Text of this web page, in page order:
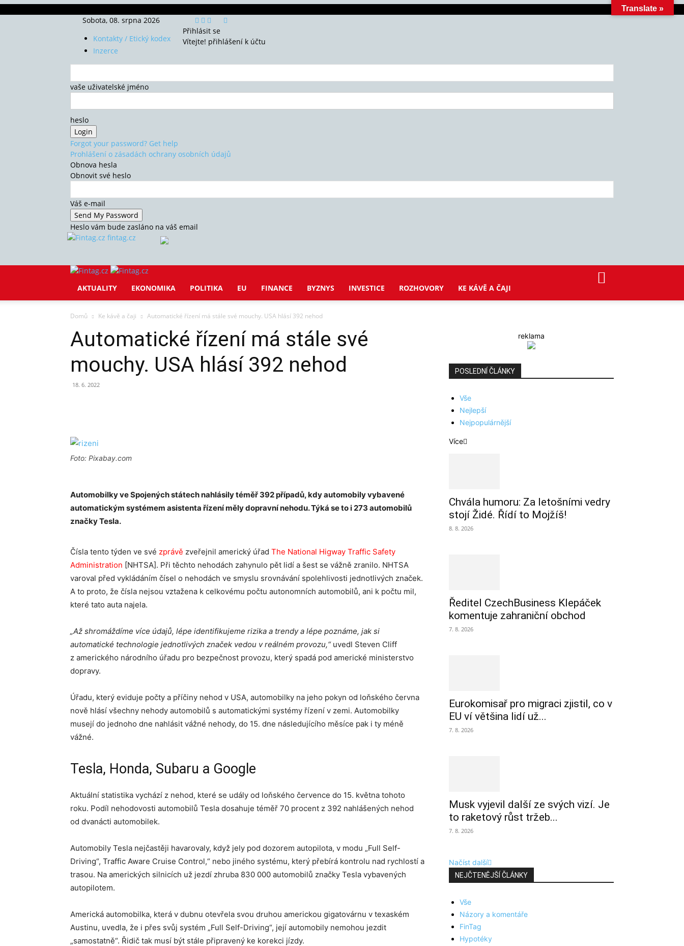
Sobota, 08. srpna 2026
Kontakty / Etický kodex
Inzerce
Přihlásit se
Vítejte! přihlášení k účtu
vaše uživatelské jméno
heslo
Forgot your password? Get help
Prohlášení o zásadách ochrany osobních údajů
Obnova hesla
Obnovit své heslo
Váš e-mail
Heslo vám bude zasláno na váš email
fintag.cz
AKTUALITY EKONOMIKA POLITIKA EU FINANCE BYZNYS INVESTICE ROZHOVORY KE KÁVĚ A ČAJI
Domů Ke kávě a čaji Automatické řízení má stále své mouchy. USA hlásí 392 nehod
Automatické řízení má stále své
mouchy. USA hlásí 392 nehod
18. 6. 2022
Foto: Pixabay.com
Automobilky ve Spojených státech nahlásily téměř 392 případů, kdy automobily vybavené
automatickým systémem asistenta řízení měly dopravní nehodu. Týká se to i 273 automobilů
značky Tesla.
Čísla tento týden ve své zprávě zveřejnil americký úřad The National Higway Traffic Safety
Administration [NHTSA]. Při těchto nehodách zahynulo pět lidí a šest se vážně zranilo. NHTSA
varoval před vykládáním čísel o nehodách ve smyslu srovnávání spolehlivosti jednotlivých značek.
A to proto, že čísla nejsou vztažena k celkovému počtu autonomních automobilů, ani k počtu mil,
které tato auta najela.
„Až shromáždíme více údajů, lépe identifikujeme rizika a trendy a lépe poznáme, jak si
automatické technologie jednotlivých značek vedou v reálném provozu,“ uvedl Steven Cliff
z amerického národního úřadu pro bezpečnost provozu, který spadá pod americké ministerstvo
dopravy.
Úřadu, který eviduje počty a příčiny nehod v USA, automobilky na jeho pokyn od loňského června
nově hlásí všechny nehody automobilů s automatickými systémy řízení v zemi. Automobilky
musejí do jednoho dne nahlásit vážné nehody, do 15. dne následujícího měsíce pak i ty méně
vážné.
Tesla, Honda, Subaru a Google
Aktuální statistika vychází z nehod, které se udály od loňského července do 15. května tohoto
roku. Podíl nehodovosti automobilů Tesla dosahuje téměř 70 procent z 392 nahlášených nehod
od dvanácti automobilek.
Automobily Tesla nejčastěji havarovaly, když jely pod dozorem autopilota, v modu „Full Self-
Driving“, Traffic Aware Cruise Control,“ nebo jiného systému, který přebírá kontrolu nad rychlostí a
trasou. Na amerických silnicích už jezdí zhruba 830 000 automobilů značky Tesla vybavených
autopilotem.
Americká automobilka, která v dubnu otevřela svou druhou americkou gigatovárnu v texaském
Austinu, uvedla, že i přes svůj systém „Full Self-Driving“, její automobily nemohou jezdit
„samostatně“. Řidič tak musí být stále připravený ke korekci jízdy.
reklama
POSLEDNÍ ČLÁNKY
Vše
Nejlepší
Nejpopulárnější
Více
Chvála humoru: Za letošními vedry
stojí Židé. Řídí to Mojžíš!
8. 8. 2026
Ředitel CzechBusiness Klepáček
komentuje zahraniční obchod
7. 8. 2026
Eurokomisař pro migraci zjistil, co v
EU ví většina lidí už...
7. 8. 2026
Musk vyjevil další ze svých vizí. Je
to raketový růst tržeb...
7. 8. 2026
Načíst další
NEJČTENĚJŠÍ ČLÁNKY
Vše
Názory a komentáře
FinTag
Hypotéky
Translate »